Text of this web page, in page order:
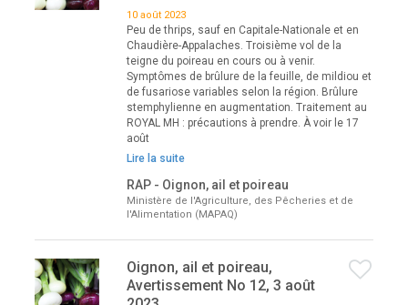
10 août 2023
Peu de thrips, sauf en Capitale-Nationale et en
Chaudière-Appalaches. Troisième vol de la
teigne du poireau en cours ou à venir.
Symptômes de brûlure de la feuille, de mildiou et
de fusariose variables selon la région. Brûlure
stemphylienne en augmentation. Traitement au
ROYAL MH : précautions à prendre. À voir le 17
août
Lire la suite
RAP - Oignon, ail et poireau
Ministère de l'Agriculture, des Pêcheries et de
l'Alimentation (MAPAQ)
Oignon, ail et poireau,
Avertissement No 12, 3 août